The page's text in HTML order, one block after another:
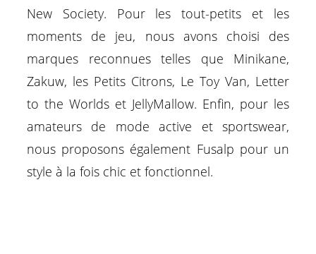
New Society. Pour les tout-petits et les
moments de jeu, nous avons choisi des
marques reconnues telles que Minikane,
Zakuw, les Petits Citrons, Le Toy Van, Letter
to the Worlds et JellyMallow. Enfin, pour les
amateurs de mode active et sportswear,
nous proposons également Fusalp pour un
style à la fois chic et fonctionnel.